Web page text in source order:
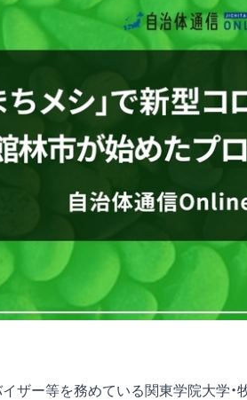
ザー等を務めている関東学院大学・